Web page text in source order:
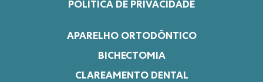
POLÍTICA DE PRIVACIDADE
APARELHO ORTODÔNTICO
BICHECTOMIA
CLAREAMENTO DENTAL